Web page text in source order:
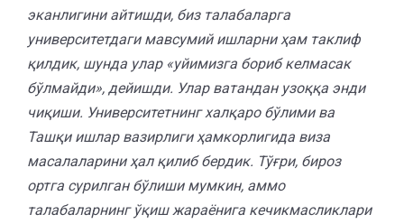
эканлигини айтишди, биз талабаларга
университетдаги мавсумий ишларни ҳам таклиф
қилдик, шунда улар «уйимизга бориб келмасак
бўлмайди», дейишди. Улар ватандан узоққа энди
чиқиши. Университетнинг халқаро бўлими ва
Ташқи ишлар вазирлиги ҳамкорлигида виза
масалаларини ҳал қилиб бердик. Тўғри, бироз
ортга сурилган бўлиши мумкин, аммо
талабаларнинг ўқиш жараёнига кечикмасликлари